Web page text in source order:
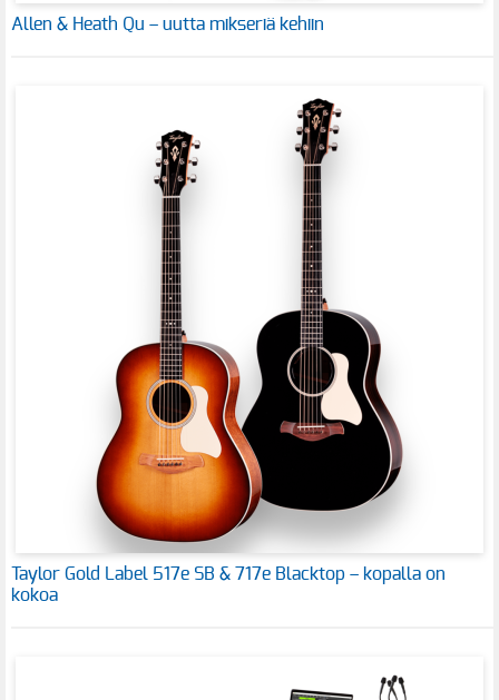
Allen & Heath Qu – uutta mikseriä kehiin
Taylor Gold Label 517e SB & 717e Blacktop – kopalla on
kokoa